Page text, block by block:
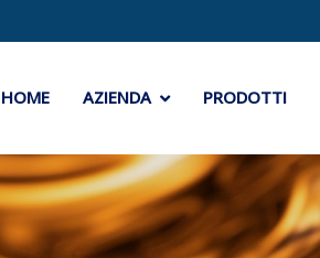
HOME AZIENDA PRODOTTI